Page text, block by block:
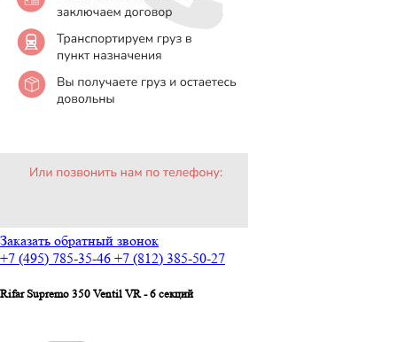
Заказать обратный звонок
+7 (495) 785-35-46 +7 (812) 385-50-27
Rifar Supremo 350 Ventil VR - 6 секций